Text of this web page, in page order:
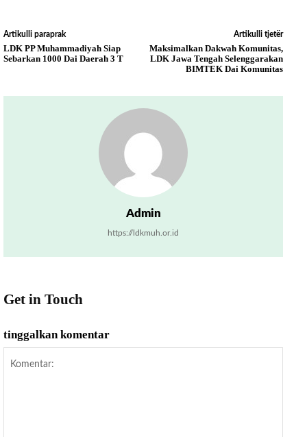
Artikulli paraprak
LDK PP Muhammadiyah Siap
Sebarkan 1000 Dai Daerah 3 T
Artikulli tjetër
Maksimalkan Dakwah Komunitas,
LDK Jawa Tengah Selenggarakan
BIMTEK Dai Komunitas
Admin
https://ldkmuh.or.id
Get in Touch
tinggalkan komentar